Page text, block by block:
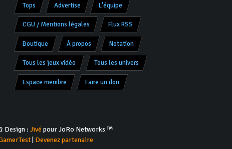
Tops Advertise L'équipe
CGU / Mentions légales Flux RSS
Boutique À propos Notation
Tous les jeux vidéo Tous les univers
Espace membre Faire un don
Design : Jivépour JoRo Networks ™
| Devenez partenaire